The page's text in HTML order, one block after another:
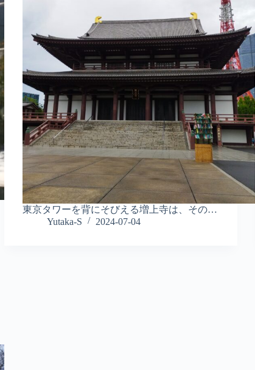
東京タワーを背にそびえる増上寺は、その…
Yutaka-S
2024-07-04